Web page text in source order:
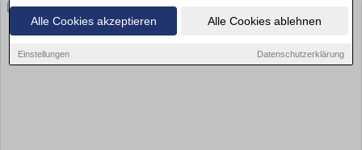
Alle Cookies akzeptieren Alle Cookies ablehnen
Einstellungen Datenschutzerklärung